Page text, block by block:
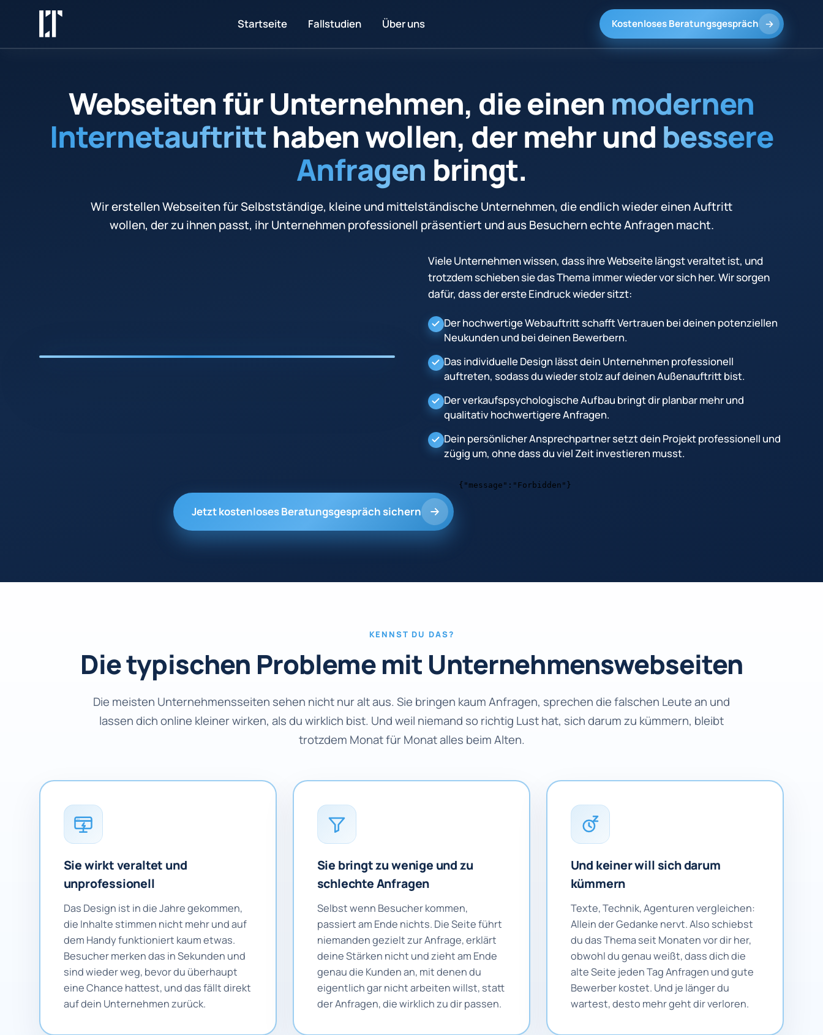
Startseite Fallstudien Über uns Kostenloses Beratungsgespräch
Webseiten für Unternehmen, die einen modernen
Internetauftritthaben wollen, der mehr und bessere
Anfragen bringt.
Wir erstellen Webseiten für Selbstständige, kleine und mittelständische Unternehmen, die endlich wieder einen Auftritt
wollen, der zu ihnen passt, ihr Unternehmen professionell präsentiert und aus Besuchern echte Anfragen macht.
Viele Unternehmen wissen, dass ihre Webseite längst veraltet ist, und
trotzdem schieben sie das Thema immer wieder vor sich her. Wir sorgen
dafür, dass der erste Eindruck wieder sitzt:
Der hochwertige Webauftritt schafft Vertrauen bei deinen potenziellen
Neukunden und bei deinen Bewerbern.
Das individuelle Design lässt dein Unternehmen professionell
auftreten, sodass du wieder stolz auf deinen Außenauftritt bist.
Der verkaufspsychologische Aufbau bringt dir planbar mehr und
qualitativ hochwertigere Anfragen.
Dein persönlicher Ansprechpartner setzt dein Projekt professionell und
zügig um, ohne dass du viel Zeit investieren musst.
Jetzt kostenloses Beratungsgespräch sichern
KENNST DU DAS?
Die typischen Probleme mit Unternehmens­webseiten
Die meisten Unternehmensseiten sehen nicht nur alt aus. Sie bringen kaum Anfragen, sprechen die falschen Leute an und
lassen dich online kleiner wirken, als du wirklich bist. Und weil niemand so richtig Lust hat, sich darum zu kümmern, bleibt
trotzdem Monat für Monat alles beim Alten.
Sie wirkt veraltet und
unprofessionell
Das Design ist in die Jahre gekommen,
die Inhalte stimmen nicht mehr und auf
dem Handy funktioniert kaum etwas.
Besucher merken das in Sekunden und
sind wieder weg, bevor du überhaupt
eine Chance hattest, und das fällt direkt
auf dein Unternehmen zurück.
Sie bringt zu wenige und zu
schlechte Anfragen
Selbst wenn Besucher kommen,
passiert am Ende nichts. Die Seite führt
niemanden gezielt zur Anfrage, erklärt
deine Stärken nicht und zieht am Ende
genau die Kunden an, mit denen du
eigentlich gar nicht arbeiten willst, statt
der Anfragen, die wirklich zu dir passen.
Und keiner will sich darum
kümmern
Texte, Technik, Agenturen vergleichen:
Allein der Gedanke nervt. Also schiebst
du das Thema seit Monaten vor dir her,
obwohl du genau weißt, dass dich die
alte Seite jeden Tag Anfragen und gute
Bewerber kostet. Und je länger du
wartest, desto mehr geht dir verloren.